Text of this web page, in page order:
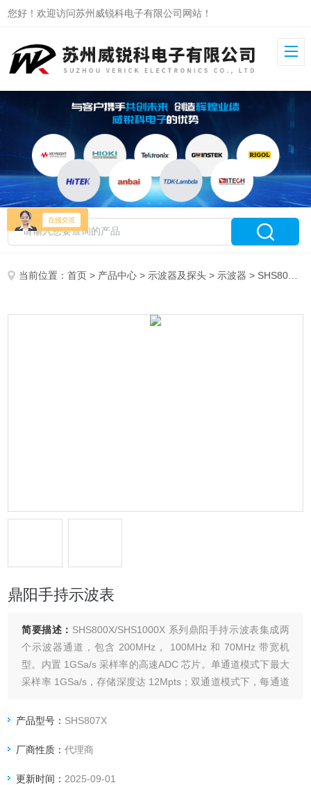
您好！欢迎访问苏州威锐科电子有限公司网站！
当前位置：首页 > 产品中心 > 示波器及探头 > 示波器 > SHS807X鼎阳手持示波表
鼎阳手持示波表
简要描述： SHS800X/SHS1000X 系列鼎阳手持示波表集成两
个示波器通道，包含 200MHz， 100MHz 和 70MHz 带宽机
型。内置 1GSa/s 采样率的高速ADC 芯片。单通道模式下最大
采样率 1GSa/s，存储深度达 12Mpts；双通道模式下，每通道
产品型号： SHS807X
厂商性质：代理商
更新时间： 2025-09-01